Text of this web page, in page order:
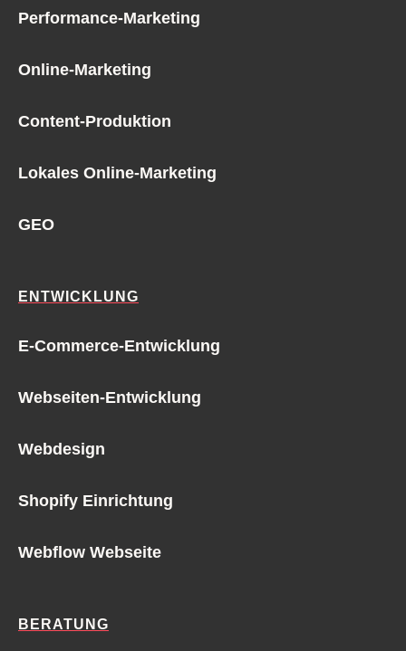
Performance-Marketing
Online-Marketing
Content-Produktion
Lokales Online-Marketing
GEO
ENTWICKLUNG
E-Commerce-Entwicklung
Webseiten-Entwicklung
Webdesign
Shopify Einrichtung
Webflow Webseite
BERATUNG